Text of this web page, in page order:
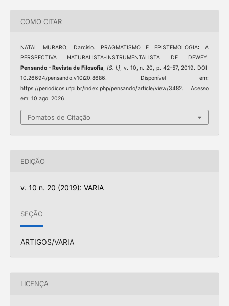
COMO CITAR
NATAL MURARO, Darcísio. PRAGMATISMO E EPISTEMOLOGIA: A
PERSPECTIVA NATURALISTA-INSTRUMENTALISTA DE DEWEY.
Pensando - Revista de Filosofia, [S. l.], v. 10, n. 20, p. 42–57, 2019. DOI:
10.26694/pensando.v10i20.8686. Disponível em:
https://periodicos.ufpi.br/index.php/pensando/article/view/3482. Acesso
em: 10 ago. 2026.
Fomatos de Citação
EDIÇÃO
v. 10 n. 20 (2019): VARIA
SEÇÃO
ARTIGOS/VARIA
LICENÇA